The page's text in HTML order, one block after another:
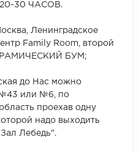
30 ЧАСОВ.
Ленинградское
Family Room, второй
БУМ;
до Нас можно
№43 или №6, по
проехав одну
надо выходить
Лебедь".